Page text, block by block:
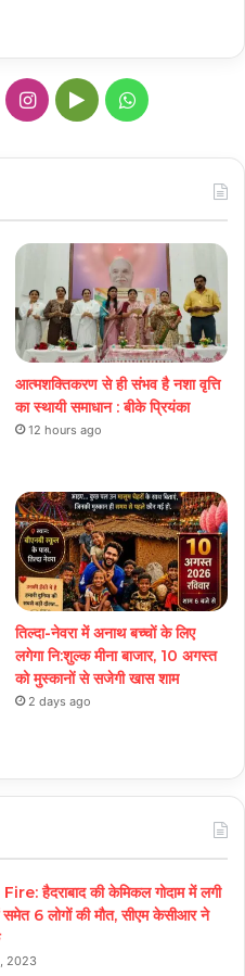
Instagram
GoogleWhatsApp
आत्मशक्तिकरण से ही संभव है नशा वृत्ति
का स्थायी समाधान : बीके प्रियंका
12 hours ago
तिल्दा-नेवरा में अनाथ बच्चों के लिए
लगेगा नि:शुल्क मीना बाजार, 10 अगस्त
को मुस्कानों से सजेगी खास शाम
2 days ago
हैदराबाद की केमिकल गोदाम में लगी
6 लोगों की मौत, सीएम केसीआर ने
2023